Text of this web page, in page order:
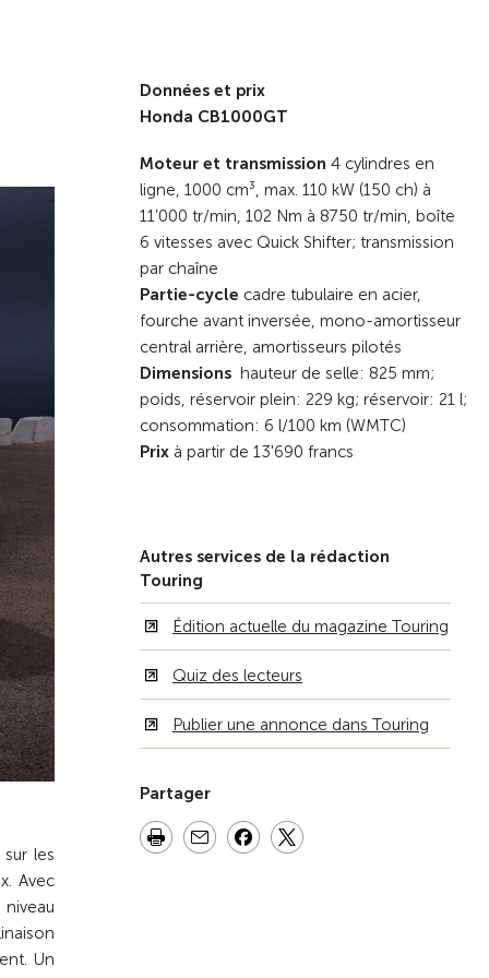
les
Avec
Un
Données et prix
Honda CB1000GT
Moteur et transmission 4 cylindres en
ligne, 1000 cm³, max. 110 kW (150 ch) à
11’000 tr/min, 102 Nm à 8750 tr/min, boîte
6 vitesses avec Quick Shifter; transmission
par chaîne
Partie-cycle cadre tubulaire en acier,
fourche avant inversée, mono-amortisseur
central arrière, amortisseurs pilotés
Dimensions hauteur de selle: 825 mm;
poids, réservoir plein: 229 kg; réservoir: 21 l;
consommation: 6 l/100 km (WMTC)
Prix à partir de 13'690 francs
Autres services de la rédaction
Touring
Édition actuelle du magazine Touring
Quiz des lecteurs
Publier une annonce dans Touring
Partager